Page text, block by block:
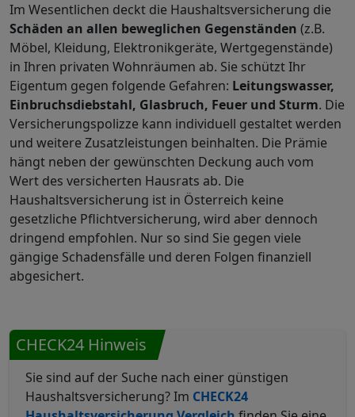
Im Wesentlichen deckt die Haushaltsversicherung die
Schäden an allen beweglichen Gegenständen (z.B.
Möbel, Kleidung, Elektronikgeräte, Wertgegenstände)
in Ihren privaten Wohnräumen ab. Sie schützt Ihr
Eigentum gegen folgende Gefahren: Leitungswasser,
Einbruchsdiebstahl, Glasbruch, Feuer und Sturm. Die
Versicherungspolizze kann individuell gestaltet werden
und weitere Zusatzleistungen beinhalten. Die Prämie
hängt neben der gewünschten Deckung auch vom
Wert des versicherten Hausrats ab. Die
Haushaltsversicherung ist in Österreich keine
gesetzliche Pflichtversicherung, wird aber dennoch
dringend empfohlen. Nur so sind Sie gegen viele
gängige Schadensfälle und deren Folgen finanziell
abgesichert.
CHECK24 Hinweis
Sie sind auf der Suche nach einer günstigen
Haushaltsversicherung? Im CHECK24